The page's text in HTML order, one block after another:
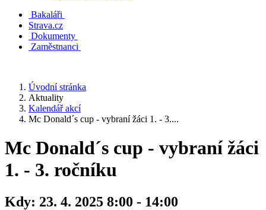
Bakaláři
Strava.cz
Dokumenty
Zaměstnanci
Úvodní stránka
Aktuality
Kalendář akcí
Mc Donald´s cup - vybraní žáci 1. - 3....
Mc Donald´s cup - vybraní žáci
1. - 3. ročníku
Kdy: 23. 4. 2025 8:00 - 14:00